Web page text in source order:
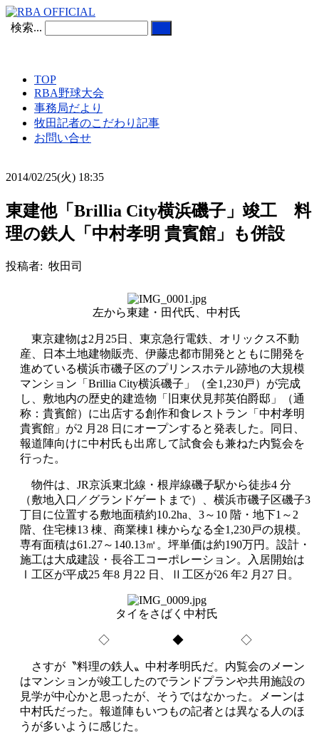
検索...
TOP
RBA野球大会
事務局だより
牧田記者のこだわり記事
お問い合せ
2014/02/25(火) 18:35
東建他「Brillia City横浜磯子」竣工 料
理の鉄人「中村孝明 貴賓館」も併設
投稿者: 牧田司
左から東建・田代氏、中村氏
東京建物は2月25日、東京急行電鉄、オリックス不動
産、日本土地建物販売、伊藤忠都市開発とともに開発を
進めている横浜市磯子区のプリンスホテル跡地の大規模
マンション「Brillia City横浜磯子」（全1,230戸）が完成
し、敷地内の歴史的建造物「旧東伏見邦英伯爵邸」（通
称：貴賓館）に出店する創作和食レストラン「中村孝明
貴賓館」が2 月28 日にオープンすると発表した。同日、
報道陣向けに中村氏も出席して試食会も兼ねた内覧会を
行った。
物件は、JR京浜東北線・根岸線磯子駅から徒歩4 分
（敷地入口／グランドゲートまで）、横浜市磯子区磯子3
丁目に位置する敷地面積約10.2ha、3～10 階・地下1～2
階、住宅棟13 棟、商業棟1 棟からなる全1,230戸の規模。
専有面積は61.27～140.13㎡。坪単価は約190万円。設計・
施工は大成建設・長谷工コーポレーション。入居開始は
Ⅰ工区が平成25 年8 月22 日、Ⅱ工区が26 年2 月27 日。
タイをさばく中村氏
◇ ◆ ◇
さすが〝料理の鉄人〟中村孝明氏だ。内覧会のメーン
はマンションが竣工したのでランドプランや共用施設の
見学が中心かと思ったが、そうではなかった。メーンは
中村氏だった。報道陣もいつもの記者とは異なる人のほ
うが多いように感じた。